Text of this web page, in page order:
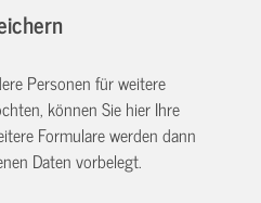
Personen für weitere
können Sie hier Ihre
Formulare werden dann
Daten vorbelegt.